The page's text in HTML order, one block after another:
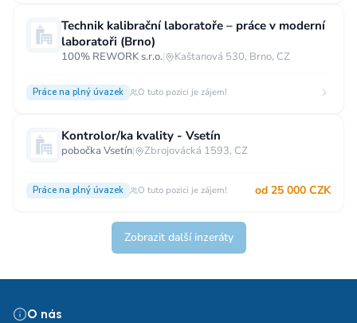
Technik kalibrační laboratoře – práce v moderní
laboratoři (Brno)
100% REWORK s.r.o.| Kaštanová 530, Brno, CZ
Práce na plný úvazek O tuto pozici je zájem!
Kontrolor/ka kvality - Vsetín
pobočka Vsetín| Zbrojovácká 1593, CZ
Práce na plný úvazek O tuto pozici je zájem! od 25 000 CZK
Zobrazit další inzeráty
O nás